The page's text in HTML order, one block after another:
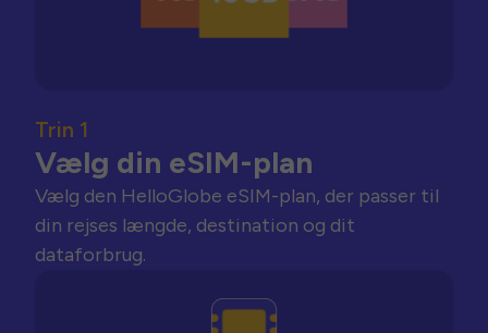
Trin 1
Vælg din eSIM-plan
Vælg den HelloGlobe eSIM-plan, der passer til
din rejses længde, destination og dit
dataforbrug.